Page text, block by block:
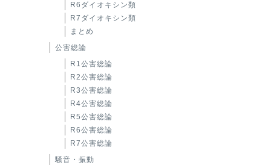
R6ダイオキシン類
R7ダイオキシン類
まとめ
公害総論
R1公害総論
R2公害総論
R3公害総論
R4公害総論
R5公害総論
R6公害総論
R7公害総論
騒音・振動